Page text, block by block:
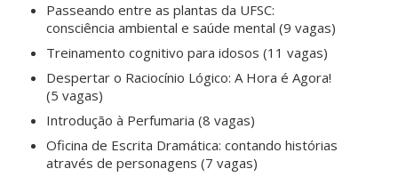
Passeando entre as plantas da UFSC:
consciência ambiental e saúde mental (9 vagas)
Treinamento cognitivo para idosos (11 vagas)
Despertar o Raciocínio Lógico: A Hora é Agora!
(5 vagas)
Introdução à Perfumaria (8 vagas)
Oficina de Escrita Dramática: contando histórias
através de personagens (7 vagas)